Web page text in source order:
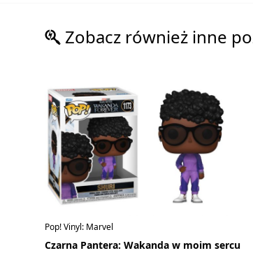
Zobacz również inne
Pop! Vinyl: Marvel
Czarna Pantera: Wakanda w moim sercu